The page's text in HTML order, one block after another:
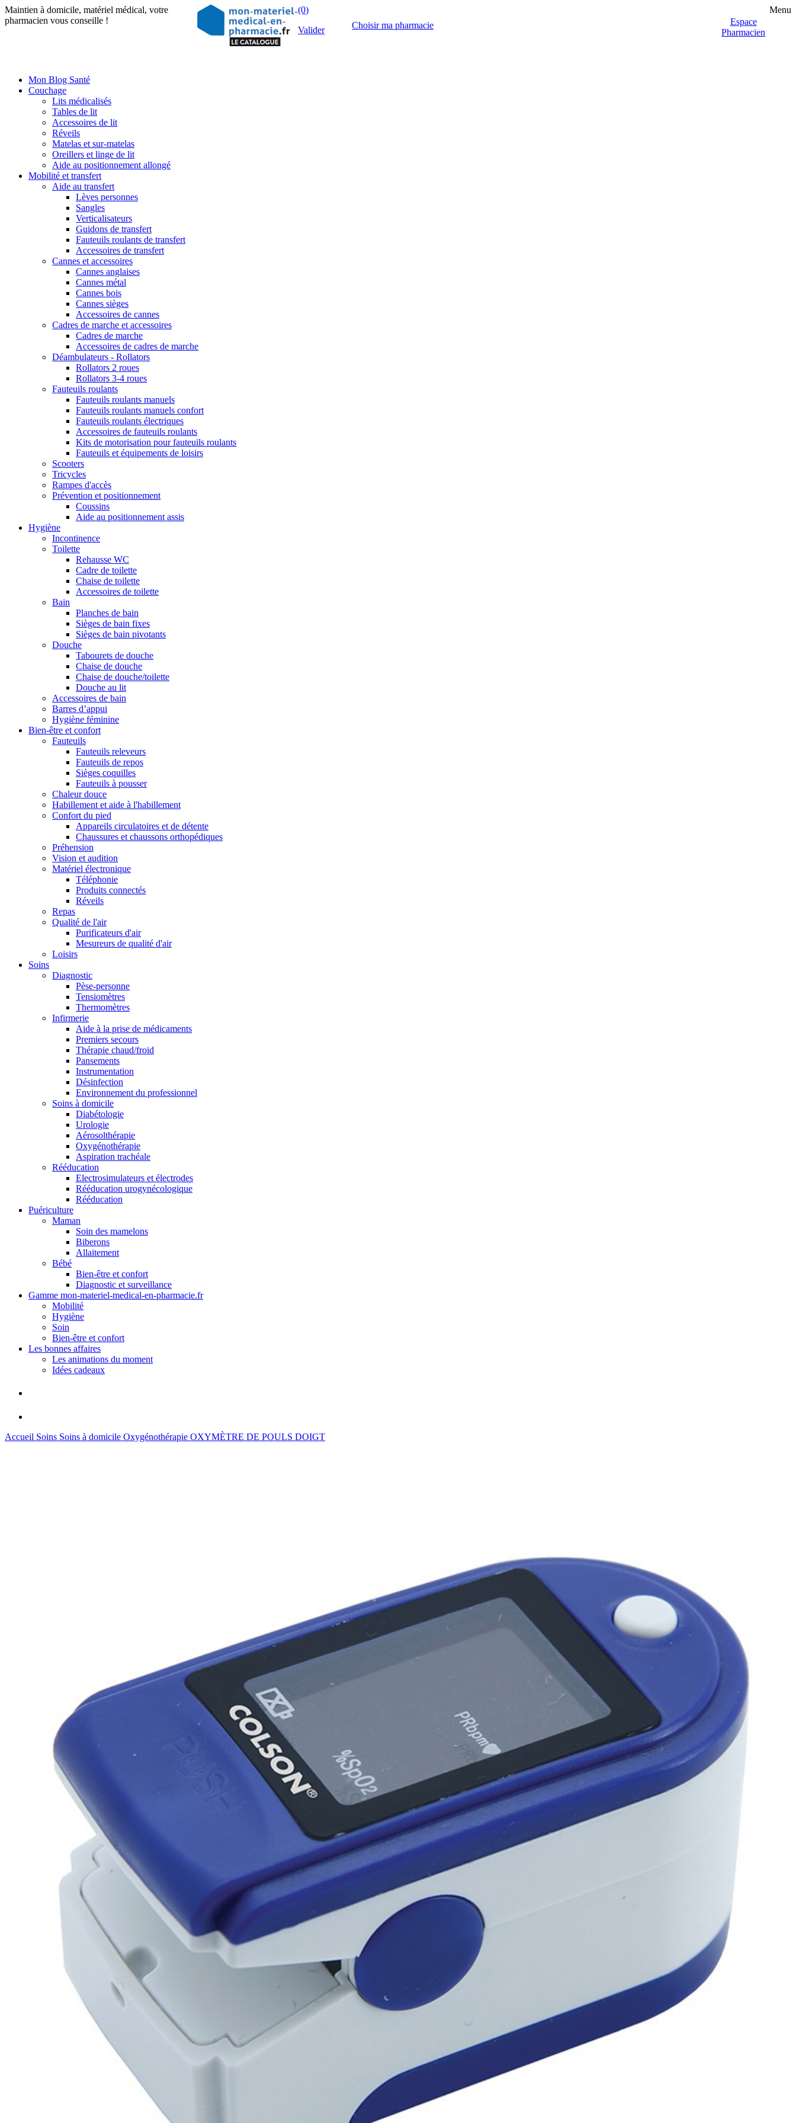
Maintien à domicile, matériel médical, votre
pharmacien vous conseille !
(0)
Valider
Choisir ma pharmacie
Espace
Pharmacien
Menu
Mon Blog Santé
Couchage
Lits médicalisés
Tables de lit
Accessoires de lit
Réveils
Matelas et sur-matelas
Oreillers et linge de lit
Aide au positionnement allongé
Mobilité et transfert
Aide au transfert
Lèves personnes
Sangles
Verticalisateurs
Guidons de transfert
Fauteuils roulants de transfert
Accessoires de transfert
Cannes et accessoires
Cannes anglaises
Cannes métal
Cannes bois
Cannes sièges
Accessoires de cannes
Cadres de marche et accessoires
Cadres de marche
Accessoires de cadres de marche
Déambulateurs - Rollators
Rollators 2 roues
Rollators 3-4 roues
Fauteuils roulants
Fauteuils roulants manuels
Fauteuils roulants manuels confort
Fauteuils roulants électriques
Accessoires de fauteuils roulants
Kits de motorisation pour fauteuils roulants
Fauteuils et équipements de loisirs
Scooters
Tricycles
Rampes d'accès
Prévention et positionnement
Coussins
Aide au positionnement assis
Hygiène
Incontinence
Toilette
Rehausse WC
Cadre de toilette
Chaise de toilette
Accessoires de toilette
Bain
Planches de bain
Sièges de bain fixes
Sièges de bain pivotants
Douche
Tabourets de douche
Chaise de douche
Chaise de douche/toilette
Douche au lit
Accessoires de bain
Barres d’appui
Hygiène féminine
Bien-être et confort
Fauteuils
Fauteuils releveurs
Fauteuils de repos
Sièges coquilles
Fauteuils à pousser
Chaleur douce
Habillement et aide à l'habillement
Confort du pied
Appareils circulatoires et de détente
Chaussures et chaussons orthopédiques
Préhension
Vision et audition
Matériel électronique
Téléphonie
Produits connectés
Réveils
Repas
Qualité de l'air
Purificateurs d'air
Mesureurs de qualité d'air
Loisirs
Soins
Diagnostic
Pèse-personne
Tensiomètres
Thermomètres
Infirmerie
Aide à la prise de médicaments
Premiers secours
Thérapie chaud/froid
Pansements
Instrumentation
Désinfection
Environnement du professionnel
Soins à domicile
Diabétologie
Urologie
Aérosolthérapie
Oxygénothérapie
Aspiration trachéale
Rééducation
Electrosimulateurs et électrodes
Rééducation urogynécologique
Rééducation
Puériculture
Maman
Soin des mamelons
Biberons
Allaitement
Bébé
Bien-être et confort
Diagnostic et surveillance
Gamme mon-materiel-medical-en-pharmacie.fr
Mobilité
Hygiène
Soin
Bien-être et confort
Les bonnes affaires
Les animations du moment
Idées cadeaux
Accueil Soins Soins à domicile Oxygénothérapie OXYMÈTRE DE POULS DOIGT